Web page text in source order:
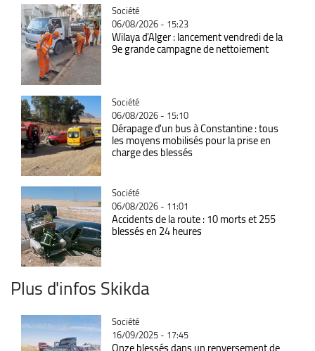
Catégorie
Société
06/08/2026 - 15:23
Wilaya d'Alger : lancement vendredi de la
9e grande campagne de nettoiement
Catégorie
Société
06/08/2026 - 15:10
Dérapage d'un bus à Constantine : tous
les moyens mobilisés pour la prise en
charge des blessés
Catégorie
Société
06/08/2026 - 11:01
Accidents de la route : 10 morts et 255
blessés en 24 heures
Plus d'infos Skikda
Catégorie
Société
16/09/2025 - 17:45